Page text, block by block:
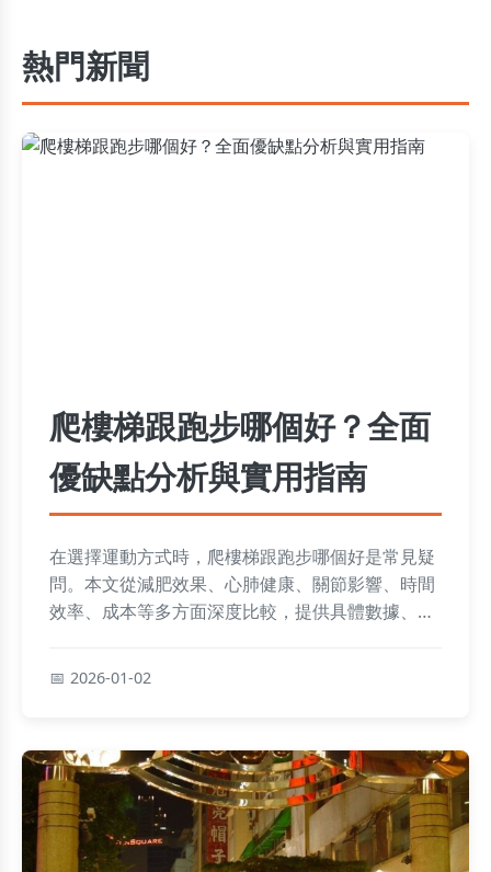
熱門新聞
爬樓梯跟跑步哪個好？全面
優缺點分析與實用指南
在選擇運動方式時，爬樓梯跟跑步哪個好是常見疑
問。本文從減肥效果、心肺健康、關節影響、時間
效率、成本等多方面深度比較，提供具體數據、表
2026-01-02